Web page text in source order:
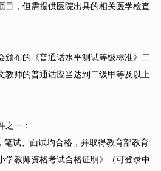
目，但需提供医院出具的相关医学检查
颁布的《普通话水平测试等级标准》二
教师的普通话应当达到二级甲等及以上
之一：
笔试、面试均合格，并取得教育部教育
学教师资格考试合格证明》（可登录中